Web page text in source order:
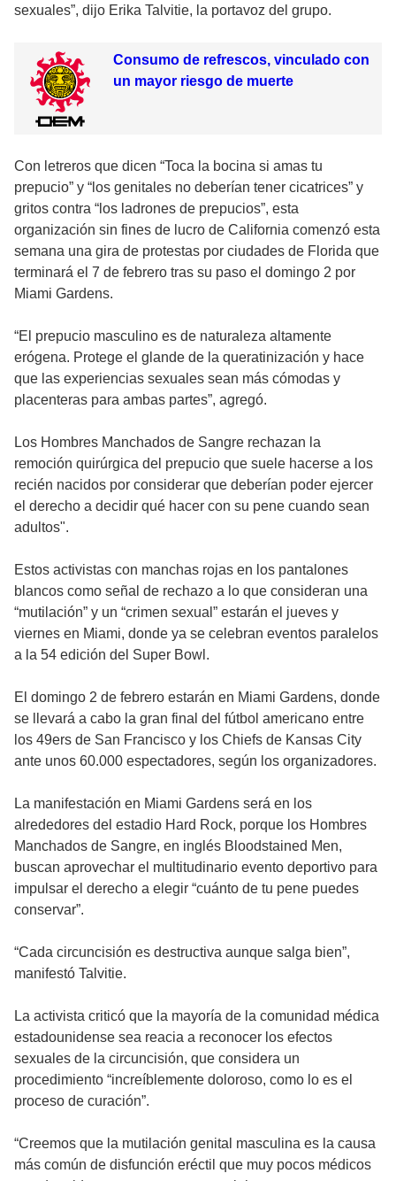
sexuales”, dijo Erika Talvitie, la portavoz del grupo.
Consumo de refrescos, vinculado con
un mayor riesgo de muerte
Con letreros que dicen “Toca la bocina si amas tu
prepucio” y “los genitales no deberían tener cicatrices” y
gritos contra “los ladrones de prepucios”, esta
organización sin fines de lucro de California comenzó esta
semana una gira de protestas por ciudades de Florida que
terminará el 7 de febrero tras su paso el domingo 2 por
Miami Gardens.
“El prepucio masculino es de naturaleza altamente
erógena. Protege el glande de la queratinización y hace
que las experiencias sexuales sean más cómodas y
placenteras para ambas partes”, agregó.
Los Hombres Manchados de Sangre rechazan la
remoción quirúrgica del prepucio que suele hacerse a los
recién nacidos por considerar que deberían poder ejercer
el derecho a decidir qué hacer con su pene cuando sean
adultos".
Estos activistas con manchas rojas en los pantalones
blancos como señal de rechazo a lo que consideran una
“mutilación” y un “crimen sexual” estarán el jueves y
viernes en Miami, donde ya se celebran eventos paralelos
a la 54 edición del Super Bowl.
El domingo 2 de febrero estarán en Miami Gardens, donde
se llevará a cabo la gran final del fútbol americano entre
los 49ers de San Francisco y los Chiefs de Kansas City
ante unos 60.000 espectadores, según los organizadores.
La manifestación en Miami Gardens será en los
alrededores del estadio Hard Rock, porque los Hombres
Manchados de Sangre, en inglés Bloodstained Men,
buscan aprovechar el multitudinario evento deportivo para
impulsar el derecho a elegir “cuánto de tu pene puedes
conservar”.
“Cada circuncisión es destructiva aunque salga bien”,
manifestó Talvitie.
La activista criticó que la mayoría de la comunidad médica
estadounidense sea reacia a reconocer los efectos
sexuales de la circuncisión, que considera un
procedimiento “increíblemente doloroso, como lo es el
proceso de curación”.
“Creemos que la mutilación genital masculina es la causa
más común de disfunción eréctil que muy pocos médicos